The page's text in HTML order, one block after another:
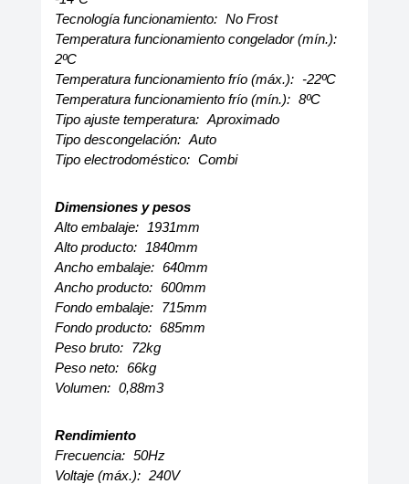
Tecnología funcionamiento: No Frost
Temperatura funcionamiento congelador (mín.):
2ºC
Temperatura funcionamiento frío (máx.): -22ºC
Temperatura funcionamiento frío (mín.): 8ºC
Tipo ajuste temperatura: Aproximado
Tipo descongelación: Auto
Tipo electrodoméstico: Combi
Dimensiones y pesos
Alto embalaje: 1931mm
Alto producto: 1840mm
Ancho embalaje: 640mm
Ancho producto: 600mm
Fondo embalaje: 715mm
Fondo producto: 685mm
Peso bruto: 72kg
Peso neto: 66kg
Volumen: 0,88m3
Rendimiento
Frecuencia: 50Hz
Voltaje (máx.): 240V